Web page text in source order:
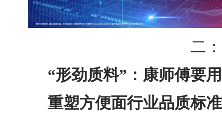
二：
“形劲质料”：康师傅要
重塑方便面行业品质标准